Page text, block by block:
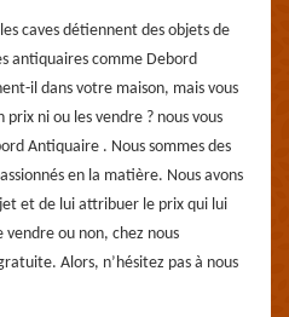
caves détiennent des objets de
antiquaires comme Debord
il dans votre maison, mais vous
prix ni ou les vendre ? nous vous
Antiquaire . Nous sommes des
en la matière. Nous avons
et de lui attribuer le prix qui lui
ou non, chez nous
Alors, n’hésitez pas à nous